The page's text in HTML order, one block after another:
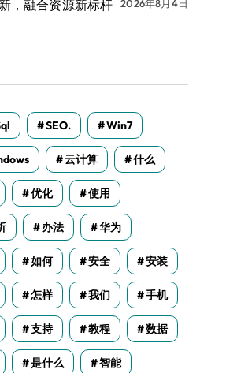
，融合资源新标杆 2026年8月4日
SEO. Win7
云计算 什么
优化 使用
办法 华为
如何 安全 安装
怎样 我们 手机
支持 教程 数据
是什么 智能